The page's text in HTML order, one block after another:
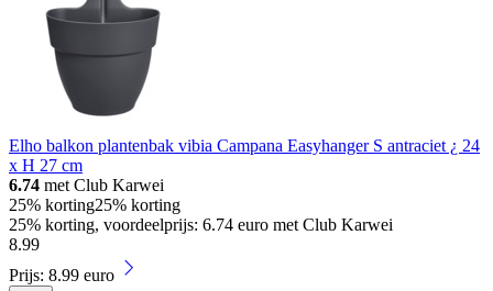
Elho balkon plantenbak vibia Campana Easyhanger S antraciet ¿ 24
x H 27 cm
6.74 met Club Karwei
25% korting25% korting
25% korting, voordeelprijs: 6.74 euro met Club Karwei
8.99
Prijs: 8.99 euro